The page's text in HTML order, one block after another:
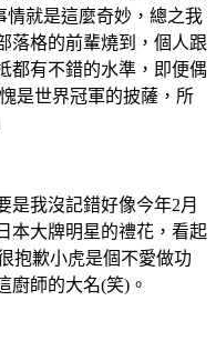
情就是這麼奇妙，總之我
落格的前輩燒到，個人跟
都有不錯的水準，即便偶
是世界冠軍的披薩，所
是我沒記錯好像今年2月
本大牌明星的禮花，看起
抱歉小虎是個不愛做功
廚師的大名(笑)。